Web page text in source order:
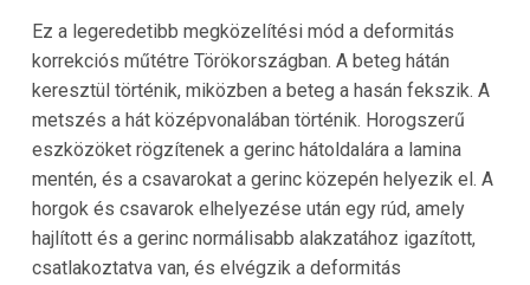
Ez a legeredetibb megközelítési mód a deformitás
korrekciós műtétre Törökországban. A beteg hátán
keresztül történik, miközben a beteg a hasán fekszik. A
metszés a hát középvonalában történik. Horogszerű
eszközöket rögzítenek a gerinc hátoldalára a lamina
mentén, és a csavarokat a gerinc közepén helyezik el. A
horgok és csavarok elhelyezése után egy rúd, amely
hajlított és a gerinc normálisabb alakzatához igazított,
csatlakoztatva van, és elvégzik a deformitás